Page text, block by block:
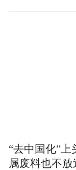
“去中国化”
属废料也不放